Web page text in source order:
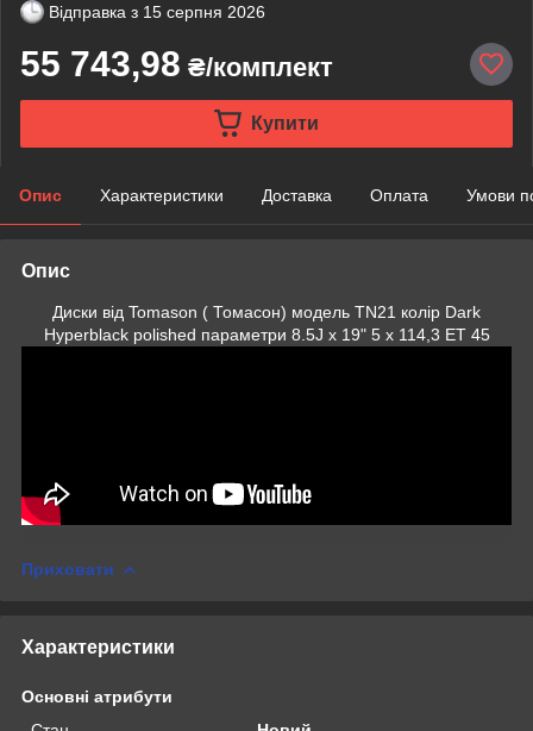
Відправка з 15 серпня 2026
55 743,98 ₴/комплект
Купити
Опис Характеристики Доставка Оплата Умови
Опис
Диски від Tomason ( Томасон) модель TN21 колір Dark
Hyperblack polished параметри 8.5J x 19" 5 x 114,3 ET 45
Приховати
Характеристики
Основні атрибути